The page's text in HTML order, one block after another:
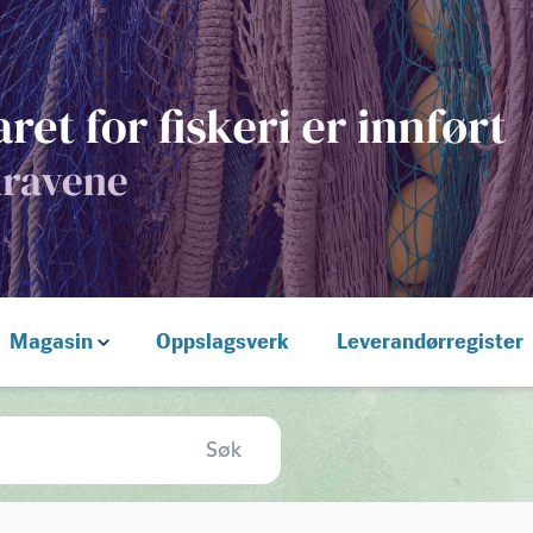
Magasin Oppslagsverk Leverandørregister